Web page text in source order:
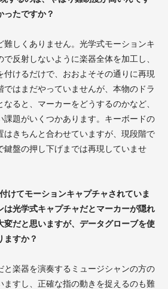
ったですか？
難しくありません。光学式モーションキ
反射しないように楽器全体を加工し、
付けるだけで、おおよそその通りに再現
ではまだやっていませんが、本物のドラ
ると、マーカーをどうするのかなど、
課題がいくつかあります。キーボードの
はきちんと合わせていますが、現段階で
鍵盤の押し下げまでは再現していませ
けてモーションキャプチャされていま
は光学式キャプチャだとマーカーが隠れ
変だと思いますが、データグローブを使
ますか？
と楽器を演奏するミュージシャンの方の
ますし、正確な指の動きを捉えるのも難